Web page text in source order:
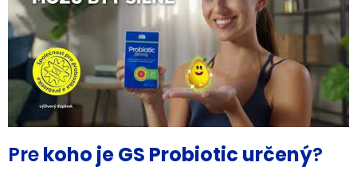
Prekoho je GS Probiotic určený?